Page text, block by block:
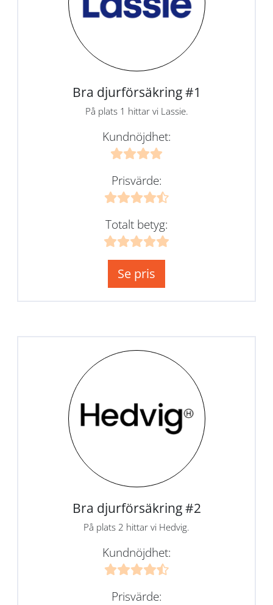
Bra djurförsäkring #1
På plats 1 hittar vi Lassie.
Kundnöjdhet:
Prisvärde:
Totalt betyg:
Se pris
Bra djurförsäkring #2
På plats 2 hittar vi Hedvig.
Kundnöjdhet:
Prisvärde: